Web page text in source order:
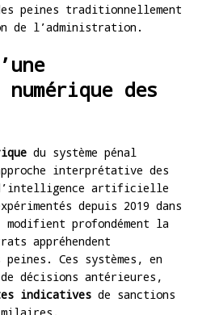
peines traditionnellement
de l’administration.
numérique des
du système pénal
interprétative des
artificielle
depuis 2019 dans
profondément la
appréhendent
Ces systèmes, en
décisions antérieures,
indicatives de sanctions